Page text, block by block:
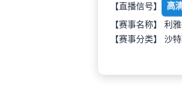
【直播信号】 高
【赛事名称】 利
【赛事分类】 沙